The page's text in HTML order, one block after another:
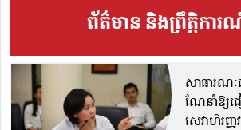
ព័ត៌មាន និងព្រឹត្តិការ
សាធារណៈ
ណែនាំឱ្យជ
សេវាហិរញ្ញ